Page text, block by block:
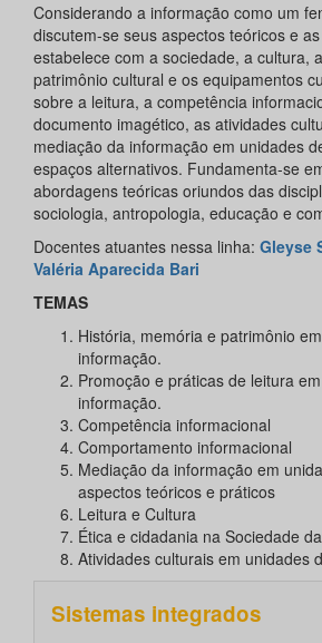
Considerando a informação como um
discutem-se seus aspectos teóricos e
estabelece com a sociedade, a cultura,
patrimônio cultural e os equipamentos
sobre a leitura, a competência
documento imagético, as atividades
mediação da informação em unidades
espaços alternativos. Fundamenta-se
abordagens teóricas oriundos das
sociologia, antropologia, educação e
Docentes atuantes nessa linha: Gleyse
Valéria Aparecida Bari
TEMAS
História, memória e patrimônio
informação.
Promoção e práticas de leitura
informação.
Competência informacional
Comportamento informacional
Mediação da informação em
aspectos teóricos e práticos
Leitura e Cultura
Ética e cidadania na Sociedade
Atividades culturais em unidades
Sistemas integrados